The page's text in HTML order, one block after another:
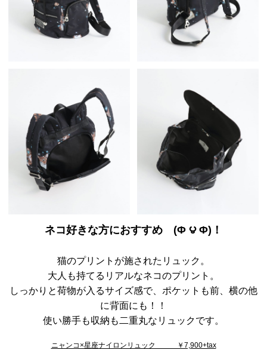
ネコ好きな方におすすめ (Φ ౪ Φ)！
猫のプリントが施されたリュック。
大人も持てるリアルなネコのプリント。
しっかりと荷物が入るサイズ感で、ポケットも前、横の他
に背面にも！！
使い勝手も収納も二重丸なリュックです。
ニャンコ×星座ナイロンリュック ￥7,900+tax